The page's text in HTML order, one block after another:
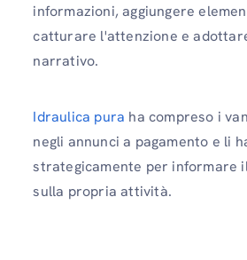
informazioni, aggiungere
catturare l'attenzione e
narrativo.
Idraulica pura ha compreso i
negli annunci a pagamento e li
strategicamente per informare
sulla propria attività.